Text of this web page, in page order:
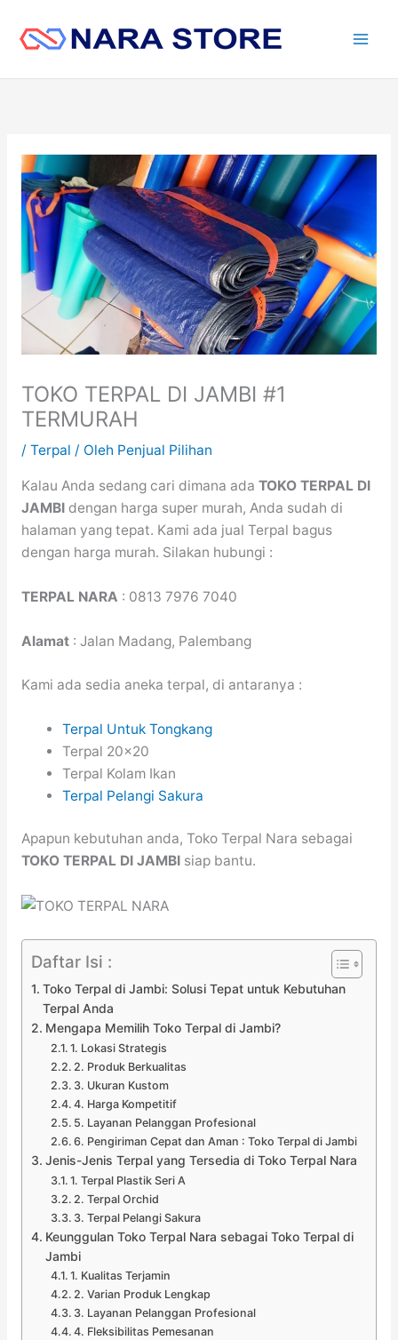
konten
TOKO TERPAL DI JAMBI #1
TERMURAH
/ Terpal / Oleh Penjual Pilihan
Kalau Anda sedang cari dimana ada TOKO TERPAL DI
JAMBIdengan harga super murah, Anda sudah di
halaman yang tepat. Kami ada jual Terpal bagus
dengan harga murah. Silakan hubungi :
TERPAL NARA : 0813 7976 7040
Alamat: Jalan Madang, Palembang
Kami ada sedia aneka terpal, di antaranya :
Terpal Untuk Tongkang
Terpal 20×20
Terpal Kolam Ikan
Terpal Pelangi Sakura
Apapun kebutuhan anda, Toko Terpal Nara sebagai
TOKO TERPAL DI JAMBI siap bantu.
Daftar Isi :
Toko Terpal di Jambi: Solusi Tepat untuk Kebutuhan
Terpal Anda
Mengapa Memilih Toko Terpal di Jambi?
1. Lokasi Strategis
2. Produk Berkualitas
3. Ukuran Kustom
4. Harga Kompetitif
5. Layanan Pelanggan Profesional
6. Pengiriman Cepat dan Aman : Toko Terpal di Jambi
Jenis-Jenis Terpal yang Tersedia di Toko Terpal Nara
1. Terpal Plastik Seri A
2. Terpal Orchid
3. Terpal Pelangi Sakura
Keunggulan Toko Terpal Nara sebagai Toko Terpal di
Jambi
1. Kualitas Terjamin
2. Varian Produk Lengkap
3. Layanan Pelanggan Profesional
4. Fleksibilitas Pemesanan